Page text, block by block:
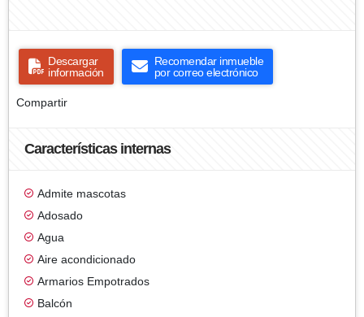
Descargar
información
Recomendar inmueble
por correo electrónico
Compartir
Características internas
Admite mascotas
Adosado
Agua
Aire acondicionado
Armarios Empotrados
Balcón